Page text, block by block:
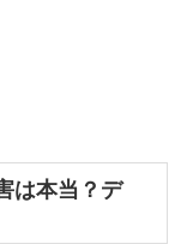
は本当？デ